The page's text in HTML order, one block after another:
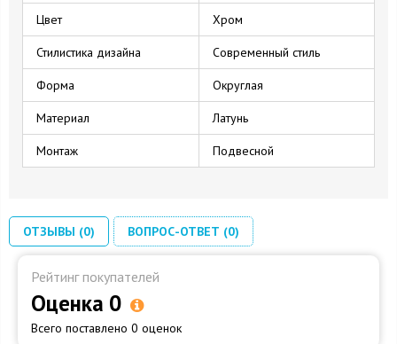
Цвет Хром
Стилистика дизайна Современный стиль
Форма Округлая
Материал Латунь
Монтаж Подвесной
ОТЗЫВЫ (0) ВОПРОС-ОТВЕТ (0)
Рейтинг покупателей
Оценка 0
Всего поставлено 0 оценок